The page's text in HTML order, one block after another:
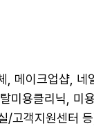
, 메이크업샵, 네
미용클리닉, 미
/고객지원센터